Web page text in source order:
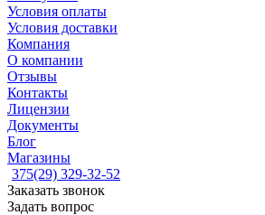
Условия оплаты
Условия доставки
Компания
О компании
Отзывы
Контакты
Лицензии
Документы
Блог
Магазины
375(29) 329-32-52
Заказать звонок
Задать вопрос